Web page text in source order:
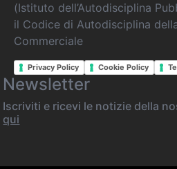
(Istituto dell’Autodisciplina
il Codice di Autodisciplina
Commerciale
Privacy Policy Cookie Policy
Newsletter
Iscriviti e ricevi le notizie della
qui